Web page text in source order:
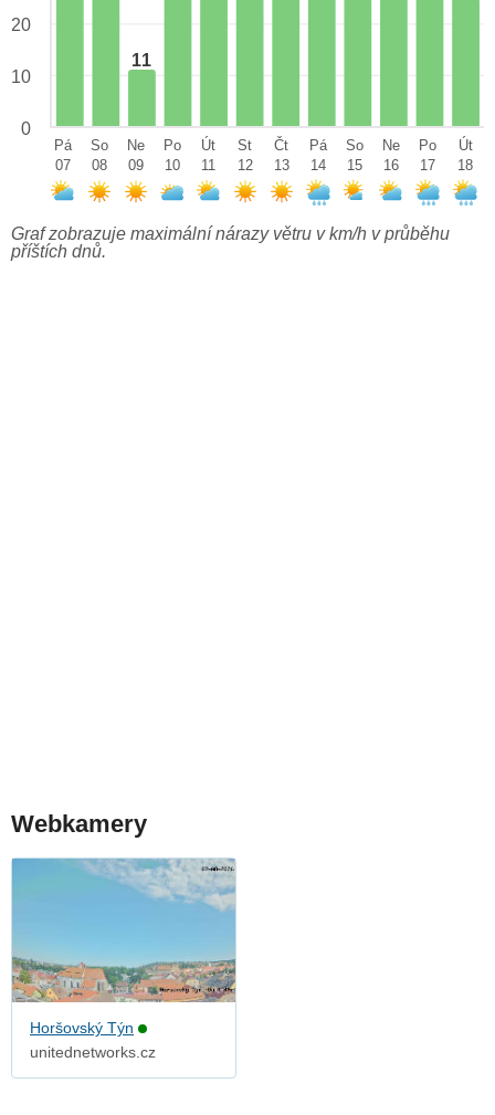
11
20
10
0
Pá
07
So
08
Ne
09
Po
10
Út
11
St
12
Čt
13
Pá
14
So
15
Ne
16
Po
17
Út
18
Graf zobrazuje maximální nárazy větru v km/h v průběhu
příštích dnů.
Webkamery
Horšovský Týn
unitednetworks.cz